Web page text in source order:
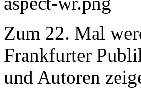
Zum 22. Mal
Frankfurter
und Autoren